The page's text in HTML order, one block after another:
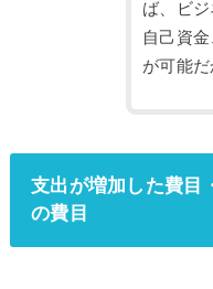
ば、ビ
自己資
が可能だ
支出が増加した費目
の費目